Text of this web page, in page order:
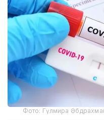
Фото: Гүлмира